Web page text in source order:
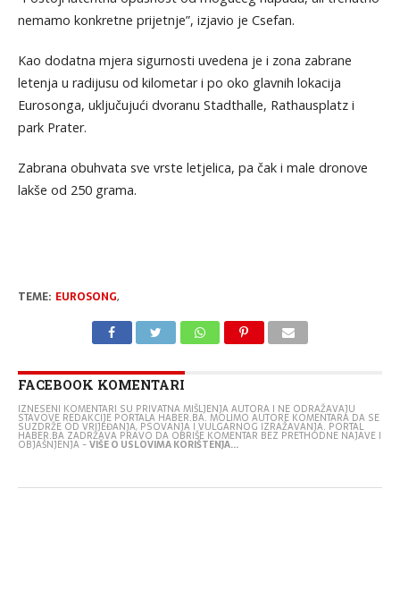
nemamo konkretne prijetnje”, izjavio je Csefan.
Kao dodatna mjera sigurnosti uvedena je i zona zabrane
letenja u radijusu od kilometar i po oko glavnih lokacija
Eurosonga, uključujući dvoranu Stadthalle, Rathausplatz i
park Prater.
Zabrana obuhvata sve vrste letjelica, pa čak i male dronove
lakše od 250 grama.
TEME: EUROSONG,
FACEBOOK KOMENTARI
IZNESENI KOMENTARI SU PRIVATNA MIŠLJENJA AUTORA I NE ODRAŽAVAJU
STAVOVE REDAKCIJE PORTALA HABER.BA. MOLIMO AUTORE KOMENTARA DA SE
SUZDRŽE OD VRIJEĐANJA, PSOVANJA I VULGARNOG IZRAŽAVANJA. PORTAL
HABER.BA ZADRŽAVA PRAVO DA OBRIŠE KOMENTAR BEZ PRETHODNE NAJAVE I
OBJAŠNJENJA -VIŠE O USLOVIMA KORIŠTENJA...